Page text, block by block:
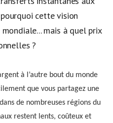
cette vision
mais à quel prix
?
à l’autre bout du monde
que vous partagez une
de nombreuses régions du
restent lents, coûteux et